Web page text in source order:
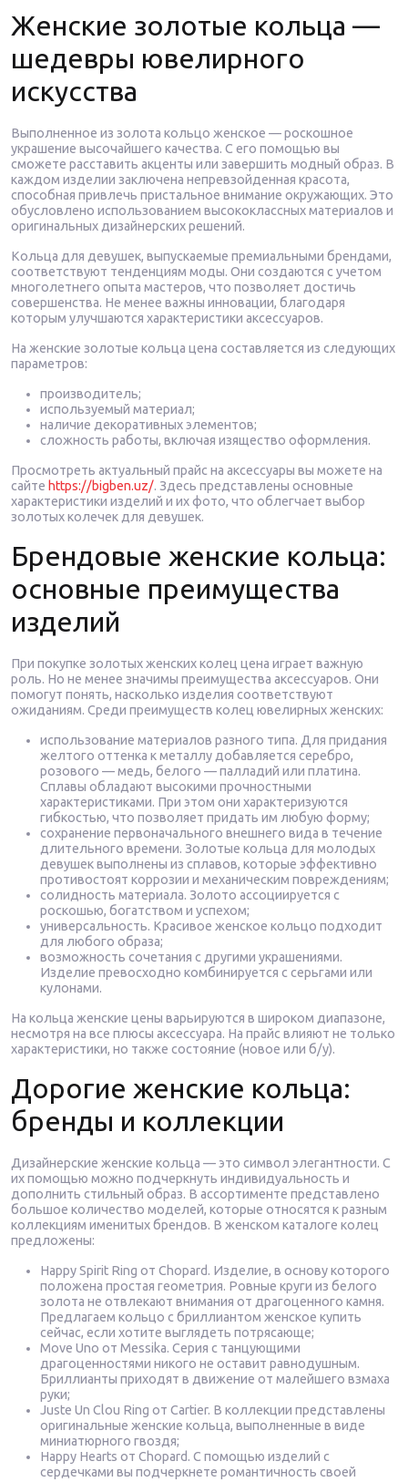
Женские золотые кольца —
шедевры ювелирного
искусства
Выполненное из золота кольцо женское — роскошное
украшение высочайшего качества. С его помощью вы
сможете расставить акценты или завершить модный образ. В
каждом изделии заключена непревзойденная красота,
способная привлечь пристальное внимание окружающих. Это
обусловлено использованием высококлассных материалов и
оригинальных дизайнерских решений.
Кольца для девушек, выпускаемые премиальными брендами,
соответствуют тенденциям моды. Они создаются с учетом
многолетнего опыта мастеров, что позволяет достичь
совершенства. Не менее важны инновации, благодаря
которым улучшаются характеристики аксессуаров.
На женские золотые кольца цена составляется из следующих
параметров:
производитель;
используемый материал;
наличие декоративных элементов;
сложность работы, включая изящество оформления.
Просмотреть актуальный прайс на аксессуары вы можете на
сайте https://bigben.uz/. Здесь представлены основные
характеристики изделий и их фото, что облегчает выбор
золотых колечек для девушек.
Брендовые женские кольца:
основные преимущества
изделий
При покупке золотых женских колец цена играет важную
роль. Но не менее значимы преимущества аксессуаров. Они
помогут понять, насколько изделия соответствуют
ожиданиям. Среди преимуществ колец ювелирных женских:
использование материалов разного типа. Для придания
желтого оттенка к металлу добавляется серебро,
розового — медь, белого — палладий или платина.
Сплавы обладают высокими прочностными
характеристиками. При этом они характеризуются
гибкостью, что позволяет придать им любую форму;
сохранение первоначального внешнего вида в течение
длительного времени. Золотые кольца для молодых
девушек выполнены из сплавов, которые эффективно
противостоят коррозии и механическим повреждениям;
солидность материала. Золото ассоциируется с
роскошью, богатством и успехом;
универсальность. Красивое женское кольцо подходит
для любого образа;
возможность сочетания с другими украшениями.
Изделие превосходно комбинируется с серьгами или
кулонами.
На кольца женские цены варьируются в широком диапазоне,
несмотря на все плюсы аксессуара. На прайс влияют не только
характеристики, но также состояние (новое или б/у).
Дорогие женские кольца:
бренды и коллекции
Дизайнерские женские кольца — это символ элегантности. С
их помощью можно подчеркнуть индивидуальность и
дополнить стильный образ. В ассортименте представлено
большое количество моделей, которые относятся к разным
коллекциям именитых брендов. В женском каталоге колец
предложены:
Happy Spirit Ring от Chopard. Изделие, в основу которого
положена простая геометрия. Ровные круги из белого
золота не отвлекают внимания от драгоценного камня.
Предлагаем кольцо с бриллиантом женское купить
сейчас, если хотите выглядеть потрясающе;
Move Uno от Messika. Серия с танцующими
драгоценностями никого не оставит равнодушным.
Бриллианты приходят в движение от малейшего взмаха
руки;
Juste Un Clou Ring от Cartier. В коллекции представлены
оригинальные женские кольца, выполненные в виде
миниатюрного гвоздя;
Happy Hearts от Chopard. С помощью изделий с
сердечками вы подчеркнете романтичность своей